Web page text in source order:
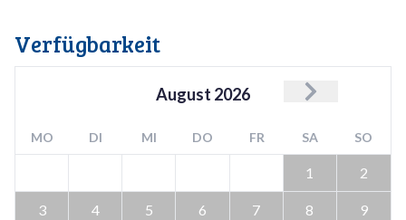
Verfügbarkeit
August 2026
MO DI MI DO FR SA SO
1 2
3 4 5 6 7 8 9